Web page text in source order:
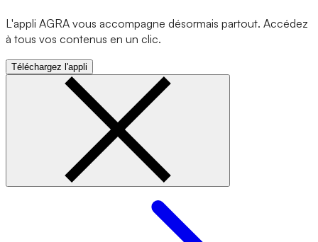
L'appli AGRA vous accompagne désormais partout. Accédez
à tous vos contenus en un clic.
Téléchargez l'appli